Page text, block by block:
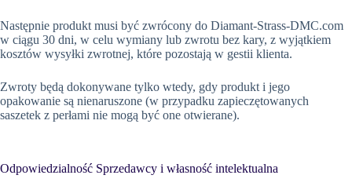
Następnie produkt musi być zwrócony do Diamant-Strass-DMC.com
w ciągu 30 dni, w celu wymiany lub zwrotu bez kary, z wyjątkiem
kosztów wysyłki zwrotnej, które pozostają w gestii klienta.
Zwroty będą dokonywane tylko wtedy, gdy produkt i jego
opakowanie są nienaruszone (w przypadku zapieczętowanych
saszetek z perłami nie mogą być one otwierane).
Odpowiedzialność Sprzedawcy i własność intelektualna